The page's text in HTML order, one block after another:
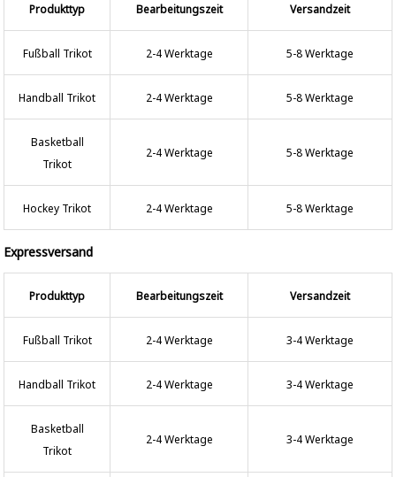
Produkttyp Bearbeitungszeit Versandzeit
Fußball Trikot 2-4 Werktage 5-8 Werktage
Handball Trikot 2-4 Werktage 5-8 Werktage
Basketball
Trikot
2-4 Werktage 5-8 Werktage
Hockey Trikot 2-4 Werktage 5-8 Werktage
Expressversand
Produkttyp Bearbeitungszeit Versandzeit
Fußball Trikot 2-4 Werktage 3-4 Werktage
Handball Trikot 2-4 Werktage 3-4 Werktage
Basketball
Trikot
2-4 Werktage 3-4 Werktage